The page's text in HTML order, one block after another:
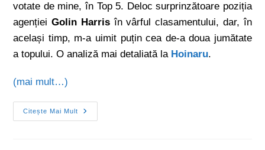
votate de mine, în Top 5. Deloc surprinzătoare poziția
agențieiGolin Harrisîn vârful clasamentului, dar, în
același timp, m-a uimit puțin cea de-a doua jumătate
a topului. O analiză mai detaliată la Hoinaru.
(mai mult…)
Citește Mai Mult